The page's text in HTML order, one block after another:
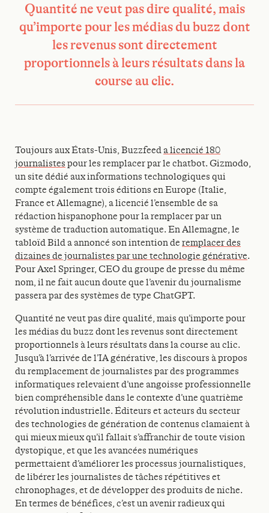
Quantité ne veut pas dire qualité, mais
qu’importe pour les médias du buzz dont
les revenus sont directement
proportionnels à leurs résultats dans la
course au clic.
Toujours aux États-Unis, Buzzfeeda licencié 180
journalistes pour les remplacer par le chatbot. Gizmodo,
un site dédié aux informations technologiques qui
compte également trois éditions en Europe (Italie,
France et Allemagne), a licencié l’ensemble de sa
rédaction hispanophone pour la remplacer par un
système de traduction automatique. En Allemagne, le
tabloïd Bild a annoncé son intention de remplacer des
dizaines de journalistes par une technologie générative.
Pour Axel Springer, CEO du groupe de presse du même
nom, il ne fait aucun doute que l’avenir du journalisme
passera par des systèmes de type ChatGPT.
Quantité ne veut pas dire qualité, mais qu’importe pour
les médias du buzz dont les revenus sont directement
proportionnels à leurs résultats dans la course au clic.
Jusqu’à l’arrivée de l’IA générative, les discours à propos
du remplacement de journalistes par des programmes
informatiques relevaient d’une angoisse professionnelle
bien compréhensible dans le contexte d’une quatrième
révolution industrielle. Éditeurs et acteurs du secteur
des technologies de génération de contenus clamaient à
qui mieux mieux qu’il fallait s’affranchir de toute vision
dystopique, et que les avancées numériques
permettaient d’améliorer les processus journalistiques,
de libérer les journalistes de tâches répétitives et
chronophages, et de développer des produits de niche.
En termes de bénéfices, c’est un avenir radieux qui